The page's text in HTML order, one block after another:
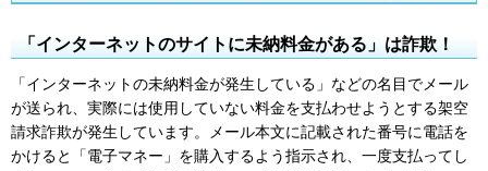
「インターネットのサイトに未納料金がある」は詐欺！
「インターネットの未納料金が発生している」などの名目でメール
が送られ、実際には使用していない料金を支払わせようとする架空
請求詐欺が発生しています。メール本文に記載された番号に電話を
かけると「電子マネー」を購入するよう指示され、一度支払ってし